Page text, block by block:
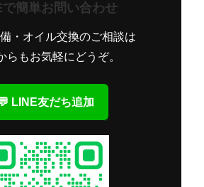
簡単お問い合わせ
・オイル交換のご相談は
らもお気軽にどうぞ。
LINE友だち追加